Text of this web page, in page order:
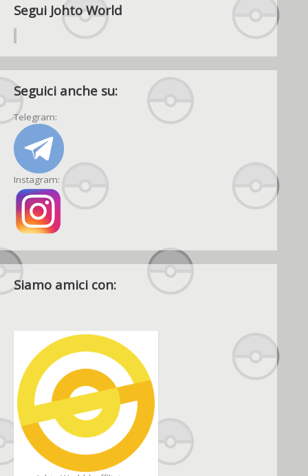
Segui Johto World
Seguici anche su:
Telegram:
Instagram:
Siamo amici con: